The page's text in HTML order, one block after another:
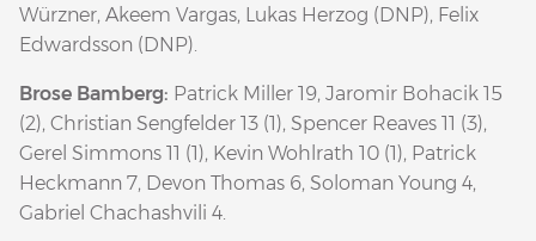
Würzner, Akeem Vargas, Lukas Herzog (DNP), Felix
Edwardsson (DNP).
Brose Bamberg: Patrick Miller 19, Jaromir Bohacik 15
(2), Christian Sengfelder 13 (1), Spencer Reaves 11 (3),
Gerel Simmons 11 (1), Kevin Wohlrath 10 (1), Patrick
Heckmann 7, Devon Thomas 6, Soloman Young 4,
Gabriel Chachashvili 4.